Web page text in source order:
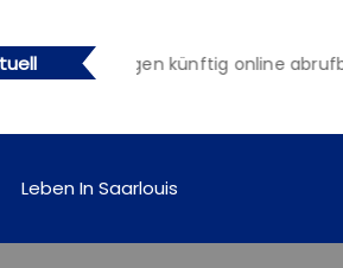
künftig online abrufbar
Leben In Saarlouis